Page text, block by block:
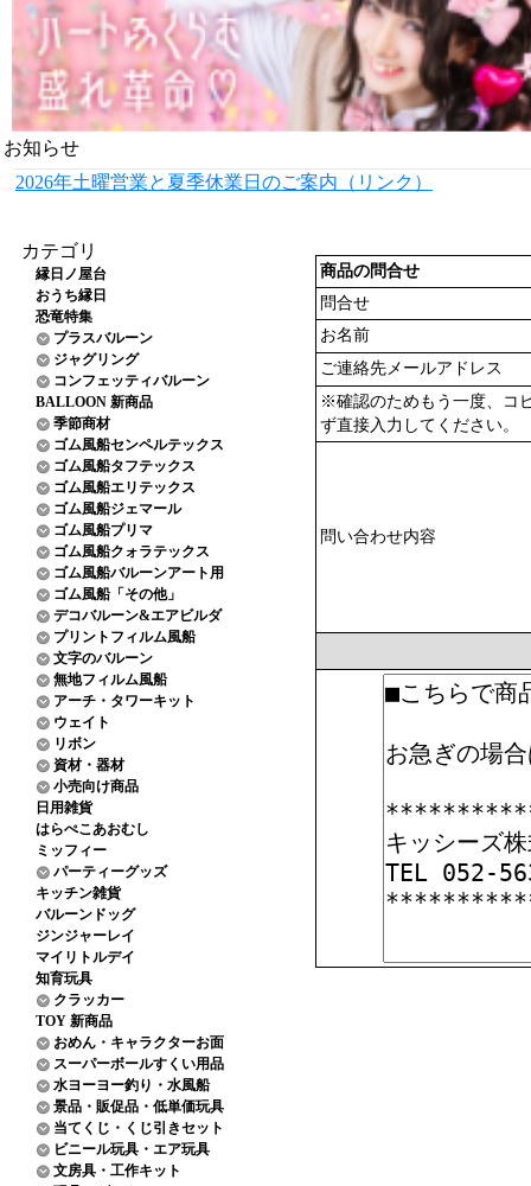
お知らせ
2026年土曜営業と夏季休業日のご案内（リンク）
カテゴリ
縁日ノ屋台
おうち縁日
恐竜特集
プラスバルーン
ジャグリング
コンフェッティバルーン
BALLOON 新商品
季節商材
ゴム風船センペルテックス
ゴム風船タフテックス
ゴム風船エリテックス
ゴム風船ジェマール
ゴム風船プリマ
ゴム風船クォラテックス
ゴム風船バルーンアート用
ゴム風船「その他」
デコバルーン&エアビルダ
プリントフィルム風船
文字のバルーン
無地フィルム風船
アーチ・タワーキット
ウェイト
リボン
資材・器材
小売向け商品
日用雑貨
はらぺこあおむし
ミッフィー
パーティーグッズ
キッチン雑貨
バルーンドッグ
ジンジャーレイ
マイリトルデイ
知育玩具
クラッカー
TOY 新商品
おめん・キャラクターお面
スーパーボールすくい用品
水ヨーヨー釣り・水風船
景品・販促品・低単価玩具
当てくじ・くじ引きセット
ビニール玩具・エア玩具
文房具・工作キット
商品の問合せ
問合せ
お名前
ご連絡先メールアドレス
※確認のためもう一度、コ
ず直接入力してください。
問い合わせ内容